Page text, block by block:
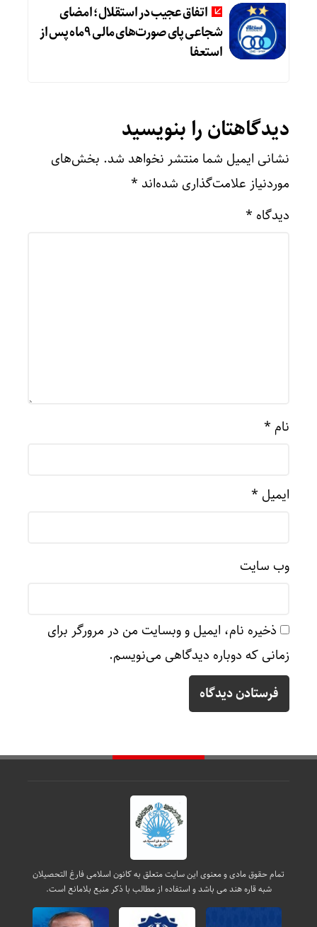
اتفاق عجیب در استقلال؛ امضای
شجاعی پای صورت‌های مالی ٩ماه پس از
استعفا
دیدگاهتان را بنویسید
نشانی ایمیل شما منتشر نخواهد شد. بخش‌های
موردنیاز علامت‌گذاری شده‌اند *
دیدگاه *
نام *
ایمیل *
وب‌ سایت
ذخیره نام، ایمیل و وبسایت من در مرورگر برای
زمانی که دوباره دیدگاهی می‌نویسم.
تمام حقوق مادی و معنوی این سایت متعلق به کانون اسلامی فارغ التحصیلان
شبه قاره هند می باشد و استفاده از مطالب با ذکر منبع بلامانع است.